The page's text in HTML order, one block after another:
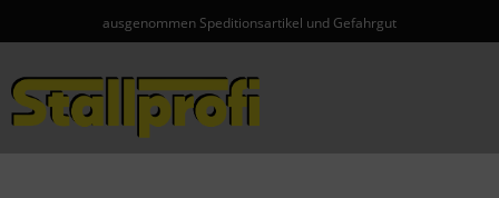
ausgenommen Speditionsartikel und Gefahrgut